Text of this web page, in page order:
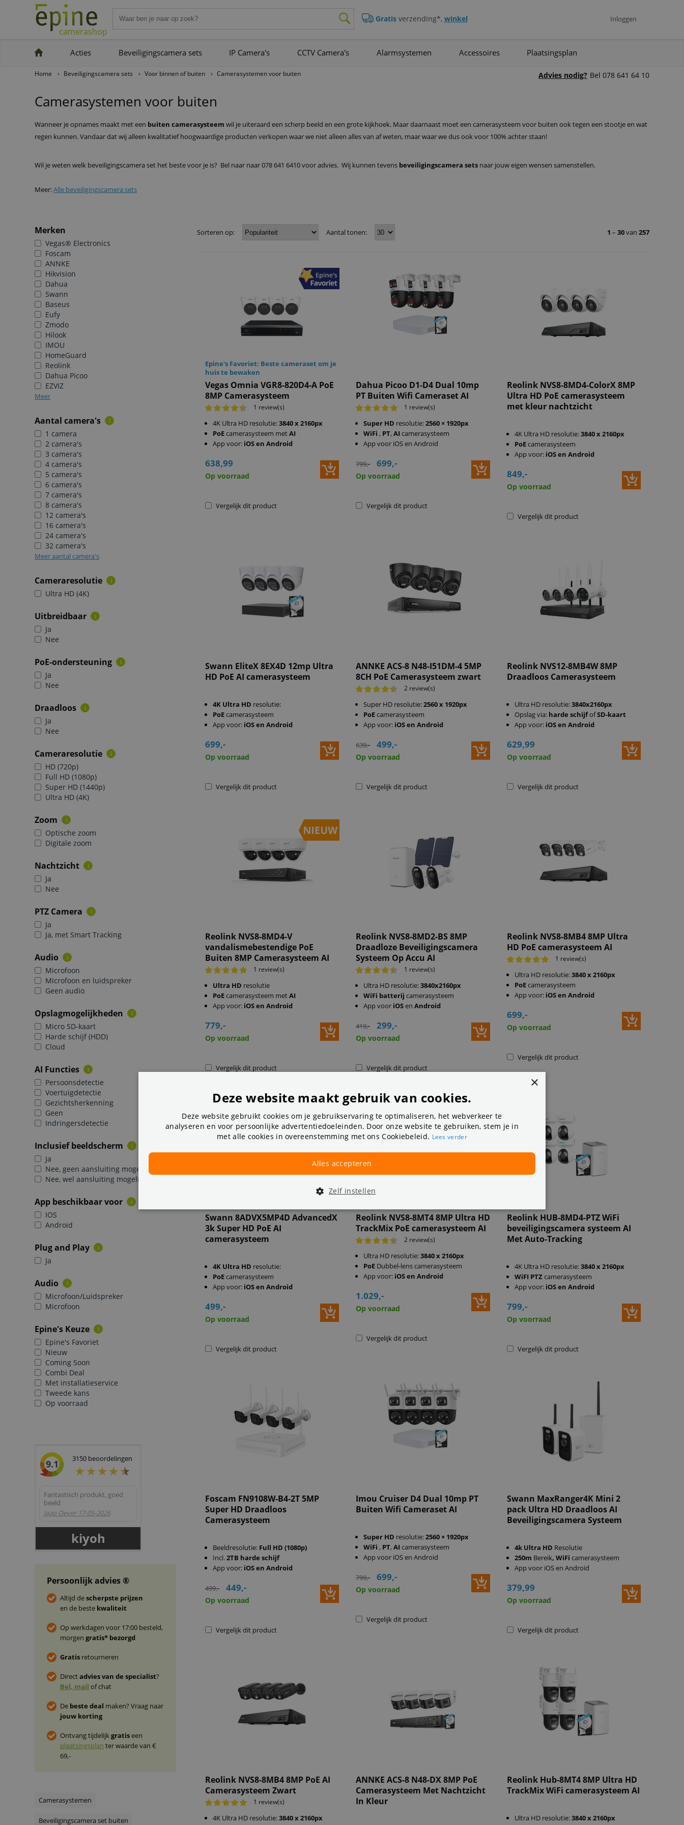
camerashop
Gratisverzending*, winkel Inloggen
Acties Beveiligingscamera sets IP Camera's CCTV Camera's Alarmsystemen Accessoires Plaatsingsplan
Home › Beveiligingscamera sets › Voor binnen of buiten › Camerasystemen voor buiten Bel 078 641 64 10
Advies nodig?
Camerasystemen voor buiten
Wanneer je opnames maakt met een buiten camerasysteem wil je uiteraard een scherp beeld en een grote kijkhoek. Maar daarnaast moet een camerasysteem voor buiten ook tegen een stootje en wat
regen kunnen. Vandaar dat wij alleen kwalitatief hoogwaardige producten verkopen waar we niet alleen alles van af weten, maar waar we dus ook voor 100% achter staan!
Wil je weten welk beveiligingscamera set het beste voor je is? Bel naar naar 078 641 6410 voor advies. Wij kunnen tevens beveiligingscamera sets naar jouw eigen wensen samenstellen.
Meer:Alle beveiligingscamera sets
Merken
Vegas® Electronics
Foscam
ANNKE
Hikvision
Dahua
Swann
Baseus
Eufy
Zmodo
Hilook
IMOU
HomeGuard
Reolink
Dahua Picoo
EZVIZ
Meer
Aantal camera's i
1 camera
2 camera's
3 camera's
4 camera's
5 camera's
6 camera's
7 camera's
8 camera's
12 camera's
16 camera's
24 camera's
32 camera's
Meer aantal camera's
Cameraresolutie i
Ultra HD (4K)
Uitbreidbaar i
Ja
Nee
PoE-ondersteuning i
Ja
Nee
Draadloos i
Ja
Nee
Cameraresolutie i
HD (720p)
Full HD (1080p)
Super HD (1440p)
Ultra HD (4K)
Zoom i
Optische zoom
Digitale zoom
Nachtzicht i
Ja
Nee
PTZ Camera i
Ja
Ja, met Smart Tracking
Audio i
Microfoon
Microfoon en luidspreker
Geen audio
Opslagmogelijkheden i
Micro SD-kaart
Harde schijf (HDD)
Cloud
AI Functies i
Persoonsdetectie
Voertuigdetectie
Gezichtsherkenning
Geen
Indringersdetectie
Inclusief beeldscherm i
Ja
Nee, geen aansluiting mogelijk
Nee, wel aansluiting mogelijk
App beschikbaar voor i
IOS
Android
Plug and Play i
Ja
Audio i
Microfoon/Luidspreker
Microfoon
Epine's Keuze i
Epine's Favoriet
Nieuw
Coming Soon
Combi Deal
Met installatieservice
Tweede kans
Op voorraad
9.1 3150 beoordelingen
Fantastisch produkt, goed
beeld
Jaap Oever 17-05-2026
kiyoh
Persoonlijk advies ®
Altijd descherpste prijzen
en de beste kwaliteit
Op werkdagen voor 17:00 besteld,
morgen gratis* bezorgd
Gratis retourneren
Directadvies van de specialist?
Bel, mail of chat
De beste deal maken? Vraag naar
jouw korting
Ontvang tijdelijkgratiseen
plaatsingsplan ter waarde van €
69,-
Camerasystemen
Beveiligingscamera set buiten
Sorteren op: 1 – 30van 257
Aantal tonen:
Epine's Favoriet: Beste cameraset om je
huis te bewaken
Vegas Omnia VGR8-820D4-A PoE
8MP Camerasysteem
1 review(s)
4K Ultra HD resolutie:3840 x 2160px
PoEcamerasysteem metAI
App voor: iOS en Android
638,99
Op voorraad
Vergelijk dit product
Dahua Picoo D1-D4 Dual 10mp
PT Buiten Wifi Cameraset AI
1 review(s)
Super HD resolutie:2560 × 1920px
WiFi , PT,AI camerasysteem
App voor iOS en Android
799,- 699,-
Op voorraad
Vergelijk dit product
Reolink NVS8-8MD4-ColorX 8MP
Ultra HD PoE camerasysteem
met kleur nachtzicht
4K Ultra HD resolutie:3840 x 2160px
PoEcamerasysteem
App voor: iOS en Android
849,-
Op voorraad
Vergelijk dit product
Swann EliteX 8EX4D 12mp Ultra
HD PoE AI camerasysteem
4K Ultra HD resolutie:
PoEcamerasysteem
App voor: iOS en Android
699,-
Op voorraad
Vergelijk dit product
ANNKE ACS-8 N48-I51DM-4 5MP
8CH PoE Camerasysteem zwart
2 review(s)
Super HD resolutie:2560 x 1920px
PoEcamerasysteem
App voor: iOS en Android
639,- 499,-
Op voorraad
Vergelijk dit product
Reolink NVS12-8MB4W 8MP
Draadloos Camerasysteem
Ultra HD resolutie:3840x2160px
Opslag via: harde schijfofSD-kaart
App voor:iOS en Android
629,99
Op voorraad
Vergelijk dit product
Reolink NVS8-8MD4-V
vandalismebestendige PoE
Buiten 8MP Camerasysteem AI
1 review(s)
Ultra HD resolutie
PoEcamerasysteem metAI
App voor: iOS en Android
779,-
Op voorraad
Vergelijk dit product
Reolink NVS8-8MD2-BS 8MP
Draadloze Beveiligingscamera
Systeem Op Accu AI
1 review(s)
Ultra HD resolutie:3840x2160px
WiFi batterij camerasysteem
App voor iOSenAndroid
419,- 299,-
Op voorraad
Vergelijk dit product
Reolink NVS8-8MB4 8MP Ultra
HD PoE camerasysteem AI
1 review(s)
Ultra HD resolutie:3840 x 2160px
PoEcamerasysteem
App voor: iOS en Android
699,-
Op voorraad
Vergelijk dit product
Swann 8ADVX5MP4D AdvancedX
3k Super HD PoE AI
camerasysteem
4K Ultra HD resolutie:
PoEcamerasysteem
App voor: iOS en Android
499,-
Op voorraad
Vergelijk dit product
Epine’s Favoriet: Reolink Dual Cam
Reolink NVS8-8MT4 8MP Ultra HD
TrackMix PoE camerasysteem AI
2 review(s)
Ultra HD resolutie:3840 x 2160px
PoE Dubbel-lens camerasysteem
App voor: iOS en Android
1.029,-
Op voorraad
Vergelijk dit product
Reolink HUB-8MD4-PTZ WiFi
beveiligingscamera systeem AI
Met Auto-Tracking
4K Ultra HD resolutie:3840 x 2160px
WiFI PTZcamerasysteem
App voor: iOS en Android
799,-
Op voorraad
Vergelijk dit product
Foscam FN9108W-B4-2T 5MP
Super HD Draadloos
Camerasysteem
Beeldresolutie: Full HD (1080p)
Incl.2TB harde schijf
App voor: iOS en Android
499,- 449,-
Op voorraad
Vergelijk dit product
Imou Cruiser D4 Dual 10mp PT
Buiten Wifi Cameraset AI
Super HD resolutie:2560 × 1920px
WiFi , PT,AI camerasysteem
App voor iOS en Android
799,- 699,-
Op voorraad
Vergelijk dit product
Swann MaxRanger4K Mini 2
pack Ultra HD Draadloos AI
Beveiligingscamera Systeem
4k Ultra HD Resolutie
250m Bereik, WiFi camerasysteem
App voor iOS en Android
379,99
Op voorraad
Vergelijk dit product
Reolink NVS8-8MB4 8MP PoE AI
Camerasysteem Zwart
1 review(s)
4K Ultra HD resolutie:3840 x 2160px
ANNKE ACS-8 N48-DX 8MP PoE
Camerasysteem Met Nachtzicht
In Kleur
Reolink Hub-8MT4 8MP Ultra HD
TrackMix WiFi camerasysteem AI
Ultra HD resolutie:3840 x 2160px
×
Deze website maakt gebruik van cookies.
Deze website gebruikt cookies om je gebruikservaring te optimaliseren, het webverkeer te
analyseren en voor persoonlijke advertentiedoeleinden. Door onze website te gebruiken, stem je in
met alle cookies in overeenstemming met ons Cookiebeleid. Lees verder
Alles accepteren
Zelf instellen